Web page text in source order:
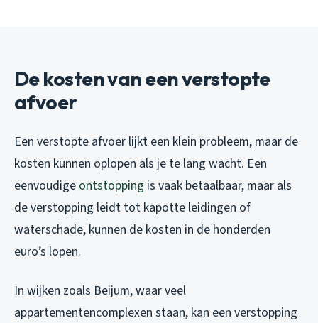
De kosten van een verstopte
afvoer
Een verstopte afvoer lijkt een klein probleem, maar de
kosten kunnen oplopen als je te lang wacht. Een
eenvoudige ontstopping is vaak betaalbaar, maar als
de verstopping leidt tot kapotte leidingen of
waterschade, kunnen de kosten in de honderden
euro’s lopen.
In wijken zoals Beijum, waar veel
appartementencomplexen staan, kan een verstopping